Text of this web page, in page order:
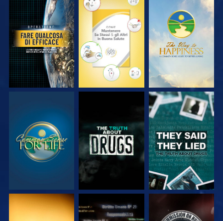
GUARDA GUARDA GUARDA
GUARDA GUARDA GUARDA